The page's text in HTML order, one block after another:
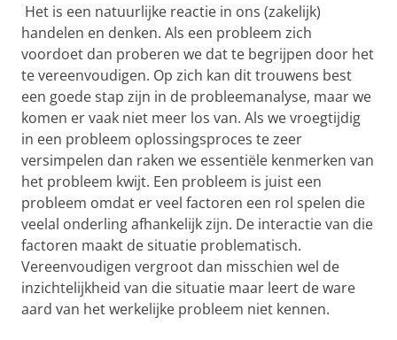
Het is een natuurlijke reactie in ons (zakelijk)
handelen en denken. Als een probleem zich
voordoet dan proberen we dat te begrijpen door het
te vereenvoudigen. Op zich kan dit trouwens best
een goede stap zijn in de probleemanalyse, maar we
komen er vaak niet meer los van. Als we vroegtijdig
in een probleem oplossingsproces te zeer
versimpelen dan raken we essentiële kenmerken van
het probleem kwijt. Een probleem is juist een
probleem omdat er veel factoren een rol spelen die
veelal onderling afhankelijk zijn. De interactie van die
factoren maakt de situatie problematisch.
Vereenvoudigen vergroot dan misschien wel de
inzichtelijkheid van die situatie maar leert de ware
aard van het werkelijke probleem niet kennen.